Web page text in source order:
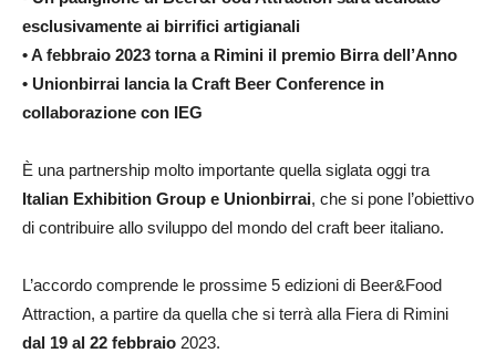
esclusivamente ai birrifici artigianali
• A febbraio 2023 torna a Rimini il premio Birra dell’Anno
• Unionbirrai lancia la Craft Beer Conference in
collaborazione con IEG
È una partnership molto importante quella siglata oggi tra
Italian Exhibition Group e Unionbirrai, che si pone l’obiettivo
di contribuire allo sviluppo del mondo del craft beer italiano.
L’accordo comprende le prossime 5 edizioni di Beer&Food
Attraction, a partire da quella che si terrà alla Fiera di Rimini
dal 19 al 22 febbraio 2023.